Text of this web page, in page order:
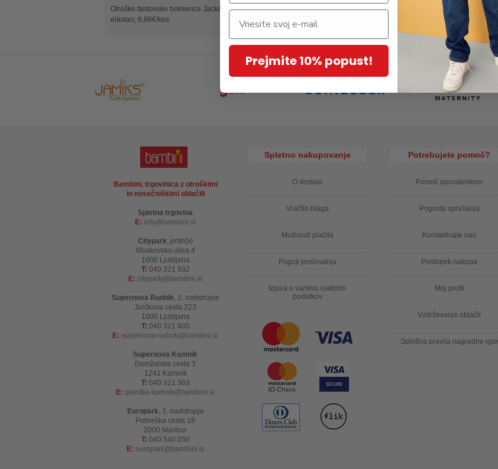
Otroške fantovske bokserice Jack&Jones Junior, 3 kosi v pakiranju. V lični embalaži. Material: 95% bombaž, 5%
elastan; 6,66€/kos
Bambini, trgovinica z otroškimi
in nosečniškimi oblačili
Spletna trgovina
E: info bambini.si
Citypark, pritličje
Moskovska ulica 4
1000 Ljubljana
T: 040 321 932
E: citypark bambini.si
Supernova Rudnik, 1. nadstropje
Jurčkova cesta 223
1000 Ljubljana
T: 040 321 805
E: supernova-rudnik bambini.si
Supernova Kamnik
Domžalska cesta 3
1241 Kamnik
T: 040 321 303
E: qlandia-kamnik bambini.si
Europark, 1. nadstropje
Pobreška cesta 18
2000 Maribor
T: 040 540 050
E: europark bambini.si
Spletno nakupovanje
O dostavi
Vračilo blaga
Možnosti plačila
Pogoji poslovanja
Izjava o varstvu osebnih
podatkov
Potrebujete pomoč?
Pomoč uporabnikom
Pogosta vprašanja
Kontaktirajte nas
Postopek nakupa
Moj profil
Vzdrževanje oblačil
Splošna pravila nagradne igre
Prejmite 10% popust!